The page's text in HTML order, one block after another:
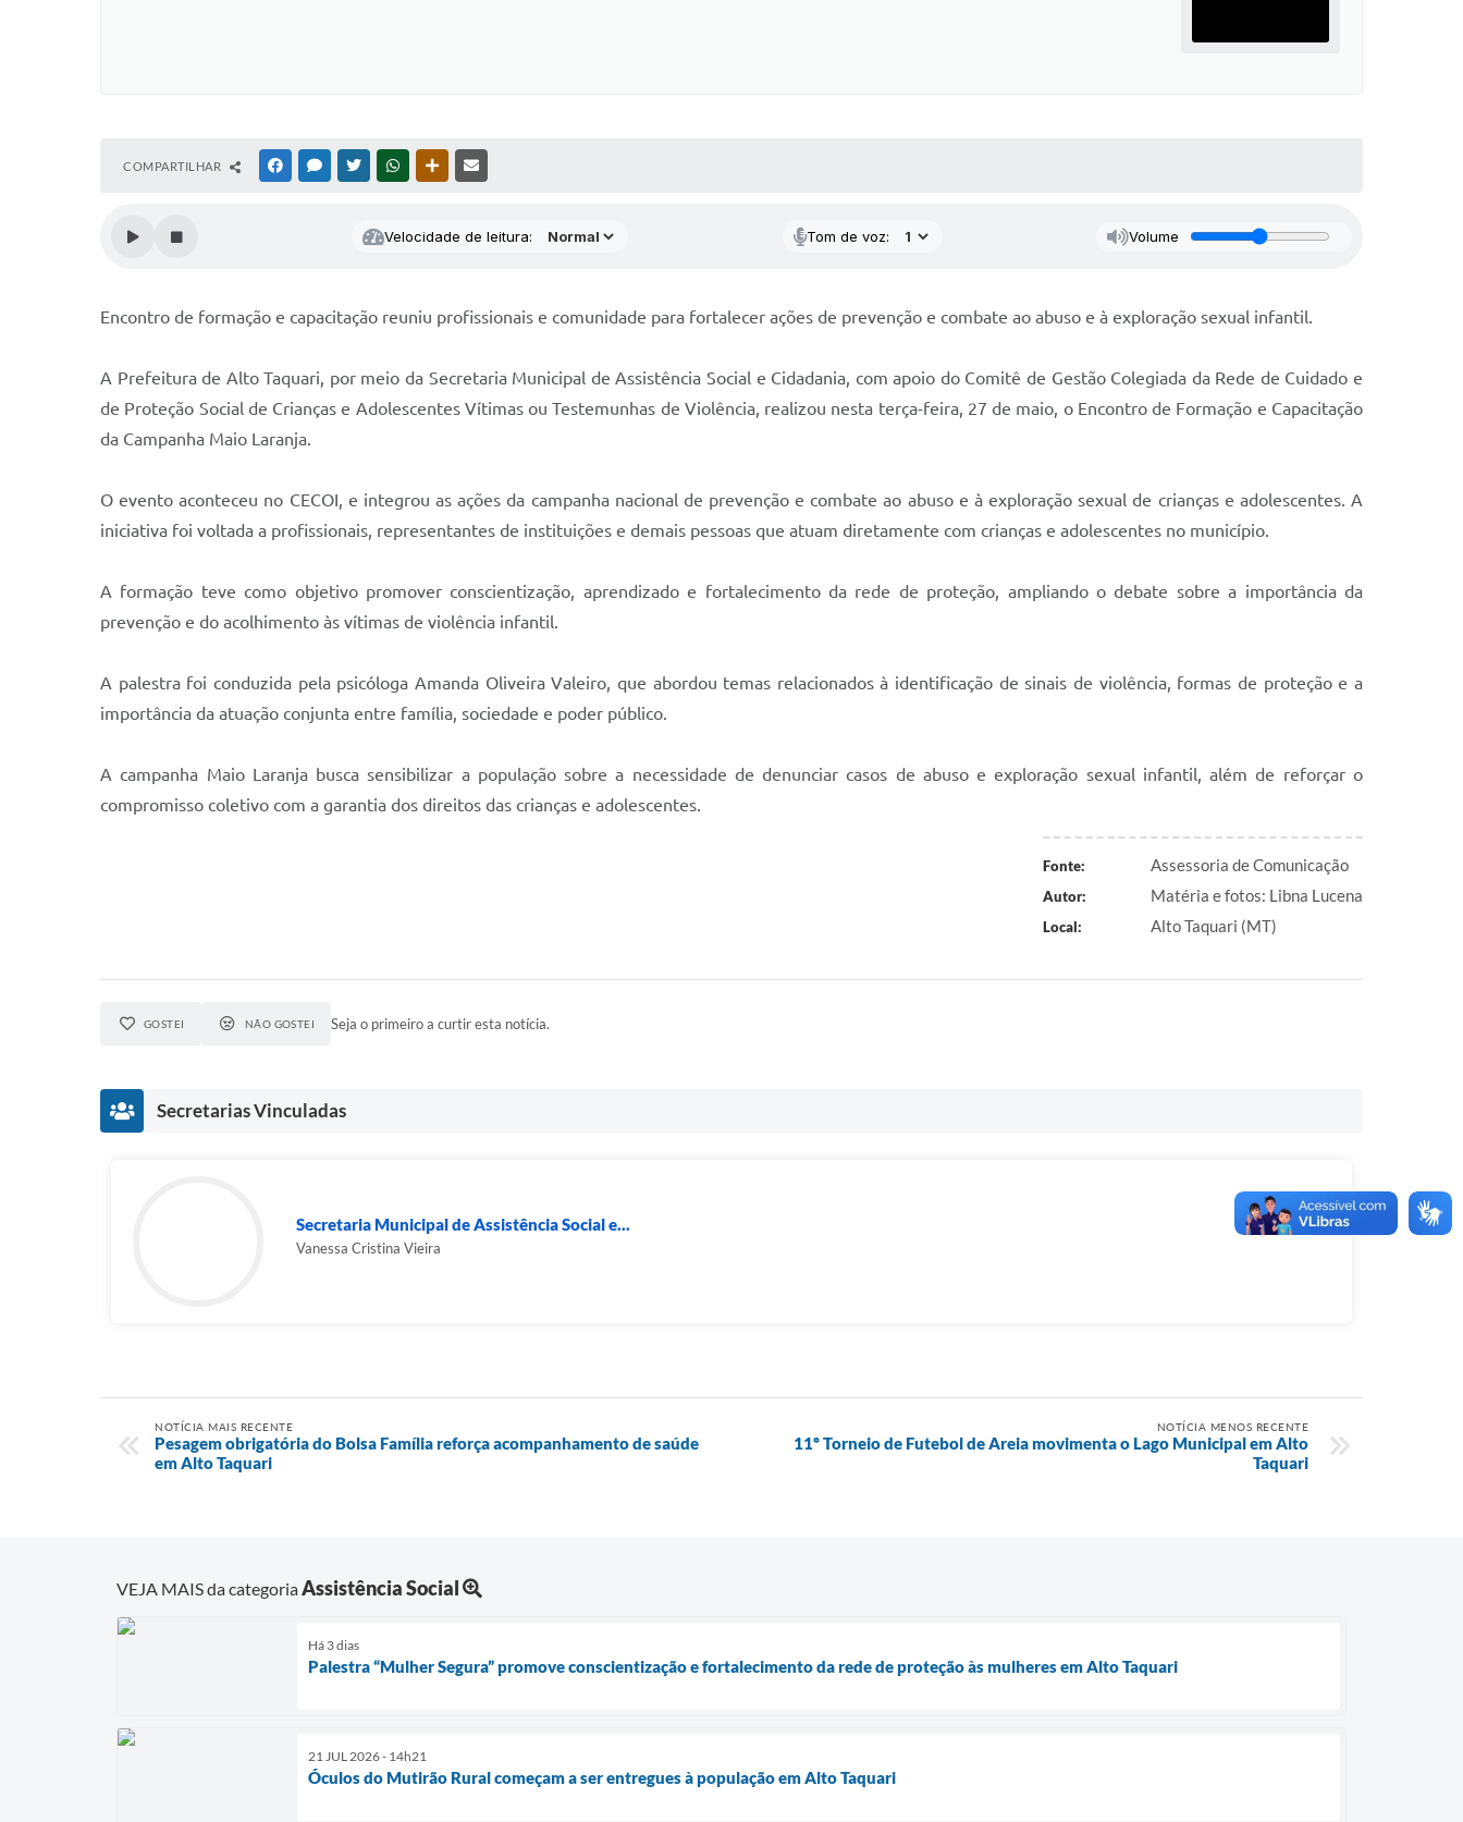
COMPARTILHAR FACEBOOKMESSENGER
TWITTERWHATSAPPOUTRAS MÍDIAS
Velocidade de leitura: Tom de voz: Volume
Encontro de formação e capacitação reuniu profissionais e comunidade para fortalecer ações de prevenção e combate ao abuso e à exploração sexual infantil.
A Prefeitura de Alto Taquari, por meio da Secretaria Municipal de Assistência Social e Cidadania, com apoio do Comitê de Gestão Colegiada da Rede de Cuidado e
de Proteção Social de Crianças e Adolescentes Vítimas ou Testemunhas de Violência, realizou nesta terça-feira, 27 de maio, o Encontro de Formação e Capacitação
da Campanha Maio Laranja.
O evento aconteceu no CECOI, e integrou as ações da campanha nacional de prevenção e combate ao abuso e à exploração sexual de crianças e adolescentes. A
iniciativa foi voltada a profissionais, representantes de instituições e demais pessoas que atuam diretamente com crianças e adolescentes no município.
A formação teve como objetivo promover conscientização, aprendizado e fortalecimento da rede de proteção, ampliando o debate sobre a importância da
prevenção e do acolhimento às vítimas de violência infantil.
A palestra foi conduzida pela psicóloga Amanda Oliveira Valeiro, que abordou temas relacionados à identificação de sinais de violência, formas de proteção e a
importância da atuação conjunta entre família, sociedade e poder público.
A campanha Maio Laranja busca sensibilizar a população sobre a necessidade de denunciar casos de abuso e exploração sexual infantil, além de reforçar o
compromisso coletivo com a garantia dos direitos das crianças e adolescentes.
Fonte: Assessoria de Comunicação
Autor: Matéria e fotos: Libna Lucena
Local: Alto Taquari (MT)
GOSTEI NÃO GOSTEI Seja o primeiro a curtir esta notícia.
Secretarias Vinculadas
Secretaria Municipal de Assistência Social e...
Vanessa Cristina Vieira
NOTÍCIA MAIS RECENTE
Pesagem obrigatória do Bolsa Família reforça acompanhamento de saúde
em Alto Taquari
NOTÍCIA MENOS RECENTE
11º Torneio de Futebol de Areia movimenta o Lago Municipal em Alto
Taquari
VEJA MAIS da categoriaAssistência Social
Há 3 dias
Palestra “Mulher Segura” promove conscientização e fortalecimento da rede de proteção às mulheres em Alto Taquari
21 JUL 2026 - 14h21
Óculos do Mutirão Rural começam a ser entregues à população em Alto Taquari